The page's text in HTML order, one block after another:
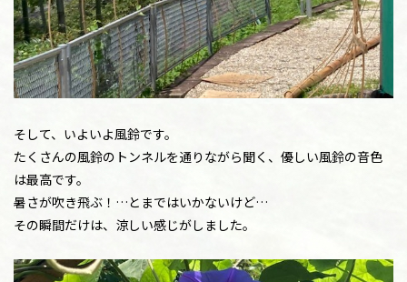
そして、いよいよ風鈴です。
たくさんの風鈴のトンネルを通りながら聞く、優しい風鈴の音色
は最高です。
暑さが吹き飛ぶ！…とまではいかないけど…
その瞬間だけは、涼しい感じがしました。